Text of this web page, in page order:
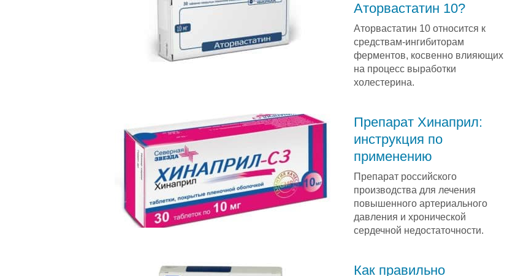
Аторвастатин 10?
Аторвастатин 10 относится к
средствам-ингибиторам
ферментов, косвенно влияющих
на процесс выработки
холестерина.
Препарат Хинаприл:
инструкция по
применению
Препарат российского
производства для лечения
повышенного артериального
давления и хронической
сердечной недостаточности.
Как правильно